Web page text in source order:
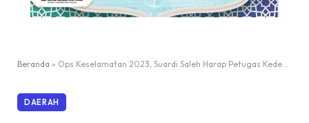
Beranda » Ops Keselamatan 2023, Suardi Saleh Harap Petugas Kedepankan Tindakan Preventif, Edukatif dan Persuasif
DAERAH